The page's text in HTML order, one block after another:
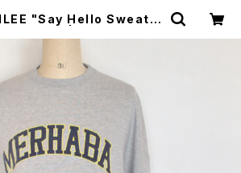
"Say Hello Sweat P